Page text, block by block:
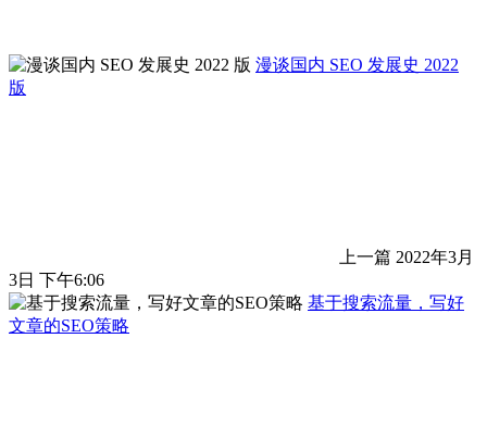
漫谈国内 SEO 发展史 2022
版
上一篇 2022年3月
3日 下午6:06
基于搜索流量，写好
文章的SEO策略